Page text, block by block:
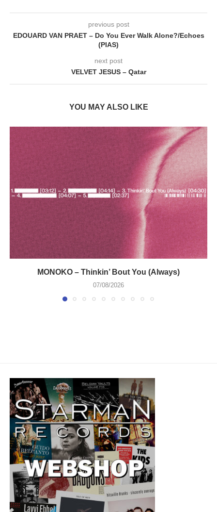
previous post
EDOUARD VAN PRAET – Do You Ever Walk Alone?/Echoes
(PIAS)
next post
VELVET JESUS – Qatar
YOU MAY ALSO LIKE
MONOKO – Thinkin’ Bout You (Always)
07/08/2026